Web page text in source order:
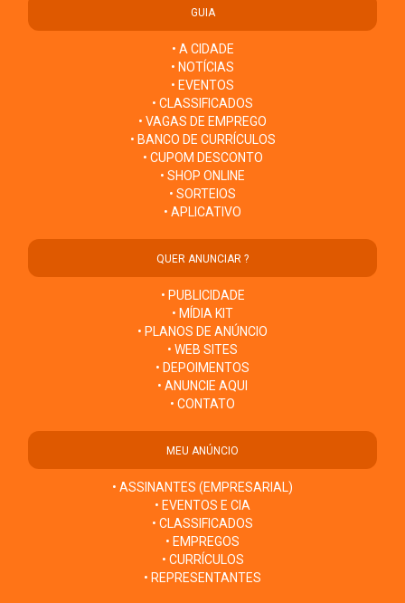
GUIA
• A CIDADE
• NOTÍCIAS
• EVENTOS
• CLASSIFICADOS
• VAGAS DE EMPREGO
• BANCO DE CURRÍCULOS
• CUPOM DESCONTO
• SHOP ONLINE
• SORTEIOS
• APLICATIVO
QUER ANUNCIAR ?
• PUBLICIDADE
• MÍDIA KIT
• PLANOS DE ANÚNCIO
• WEB SITES
• DEPOIMENTOS
• ANUNCIE AQUI
• CONTATO
MEU ANÚNCIO
• ASSINANTES (EMPRESARIAL)
• EVENTOS E CIA
• CLASSIFICADOS
• EMPREGOS
• CURRÍCULOS
• REPRESENTANTES